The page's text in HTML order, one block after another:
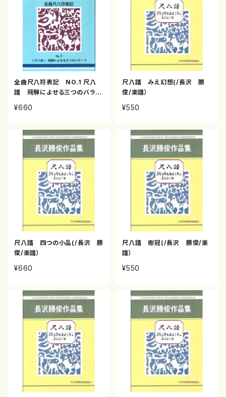
全曲尺八符表記 NO.1 尺八
譜 飛騨によせる三つのバラー
¥660
尺八譜 みえ幻想(/長沢 勝
俊/楽譜）
¥550
尺八譜 四つの小品(/長沢 勝
俊/楽譜）
¥660
尺八譜 樹冠(/長沢 勝俊/楽
譜）
¥550